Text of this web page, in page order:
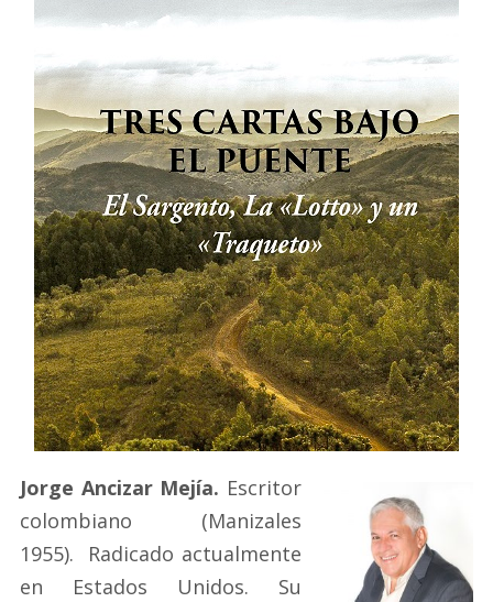
Jorge Ancizar Mejía. Escritor
colombiano (Manizales
1955). Radicado actualmente
en Estados Unidos. Su